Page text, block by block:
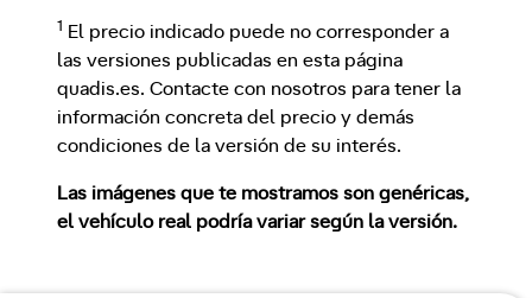
1
El precio indicado puede no corresponder a
las versiones publicadas en esta página
quadis.es. Contacte con nosotros para tener la
información concreta del precio y demás
condiciones de la versión de su interés.
Las imágenes que te mostramos son genéricas,
el vehículo real podría variar según la versión.